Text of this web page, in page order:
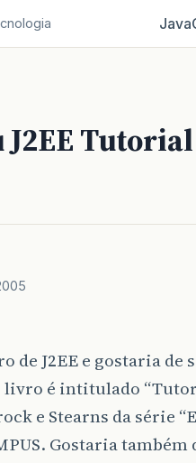
Java
J2EE Tutorial
J2EE e gostaria de
livro é intitulado
e Stearns da série
Gostaria também